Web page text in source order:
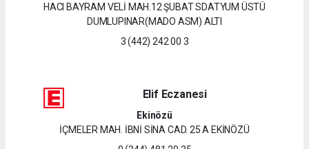
HACI BAYRAM VELİ MAH.12 ŞUBAT SDATYUM ÜSTÜ
DUMLUPINAR(MADO ASM) ALTI
3 (442) 242 00 3
Elif Eczanesi
Ekinözü
İÇMELER MAH. İBNİ SİNA CAD. 25 A EKİNÖZÜ